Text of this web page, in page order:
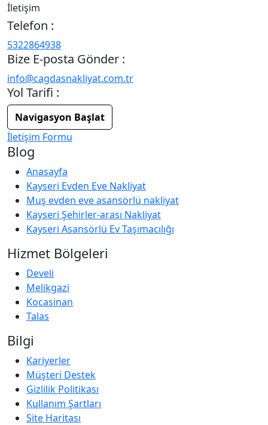
İletişim
Telefon :
5322864938
Bize E-posta Gönder :
info@cagdasnakliyat.com.tr
Yol Tarifi :
Navigasyon Başlat
İletişim Formu
Blog
Anasayfa
Kayseri Evden Eve Nakliyat
Muş evden eve asansörlü nakliyat
Kayseri Şehirler-arası Nakliyat
Kayseri Asansörlü Ev Taşımacılığı
Hizmet Bölgeleri
Develi
Melikgazi
Kocasinan
Talas
Bilgi
Kariyerler
Müşteri Destek
Gizlilik Politikası
Kullanım Şartları
Site Haritası